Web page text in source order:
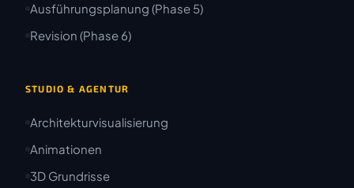
Ausführungsplanung (Phase 5)
Revision (Phase 6)
STUDIO & AGENTUR
Architekturvisualisierung
Animationen
3D Grundrisse